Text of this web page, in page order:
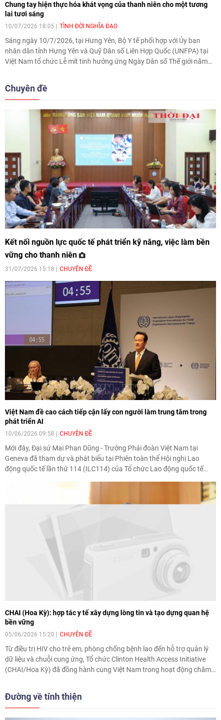
Chung tay hiện thực hóa khát vọng của thanh niên cho một tương
lai tươi sáng
10/07/2026 18:05 TÌNH ĐỜI NGHĨA ĐẠO
Sáng ngày 10/7/2026, tại Hưng Yên, Bộ Y tế phối hợp với Ủy ban
nhân dân tỉnh Hưng Yên và Quỹ Dân số Liên Hợp Quốc (UNFPA) tại
Việt Nam tổ chức Lễ mít tinh hưởng ứng Ngày Dân số Thế giới năm
Chuyên đề
Kết nối nguồn lực quốc tế phát triển kỹ năng, việc làm bền
vững cho thanh niên
31/07/2026 15:18 CHUYÊN ĐỀ
Việt Nam đề cao cách tiếp cận lấy con người làm trung tâm trong
phát triển AI
10/06/2026 09:58 CHUYÊN ĐỀ
Mới đây, Đại sứ Mai Phan Dũng - Trưởng Phái đoàn Việt Nam tại
Geneva đã tham dự và phát biểu tại Phiên toàn thể Hội nghị Lao
động quốc tế lần thứ 114 (ILC114) của Tổ chức Lao động quốc tế
CHAI (Hoa Kỳ): hợp tác y tế xây dựng lòng tin và tạo dựng quan hệ
bền vững
05/06/2026 15:20 CHUYÊN ĐỀ
Từ điều trị HIV cho trẻ em, phòng chống bệnh lao đến hỗ trợ quản lý
dữ liệu và chuỗi cung ứng, Tổ chức Clinton Health Access Initiative
(CHAI/Hoa Kỳ) đã đồng hành cùng Việt Nam trong hoạt động chăm
trong lĩnh vực y tế và bày tỏ tin tưởng vào triển vọng hợp tác trong
tương lai.
Đường về tính thiện